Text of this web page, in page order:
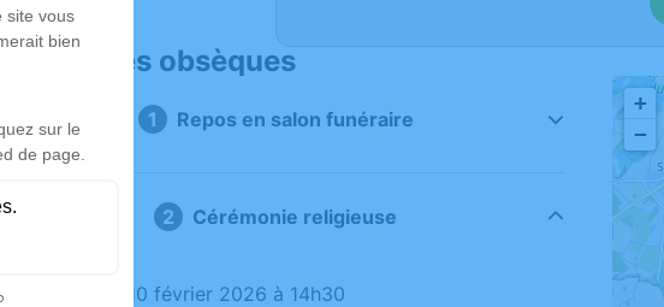
Déroulé des obsèques
Repos en salon funéraire
Cérémonie religieuse
Le mardi 10 février 2026 à 14h30
+
−